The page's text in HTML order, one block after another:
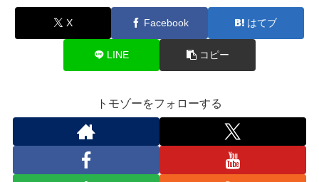
X Facebook はてブ
LINE コピー
トモゾーをフォローする